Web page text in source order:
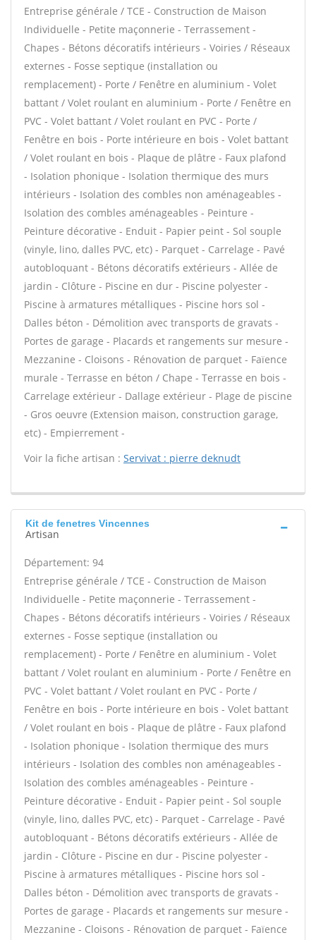
Entreprise générale / TCE - Construction de Maison
Individuelle - Petite maçonnerie - Terrassement -
Chapes - Bétons décoratifs intérieurs - Voiries / Réseaux
externes - Fosse septique (installation ou
remplacement) - Porte / Fenêtre en aluminium - Volet
battant / Volet roulant en aluminium - Porte / Fenêtre en
PVC - Volet battant / Volet roulant en PVC - Porte /
Fenêtre en bois - Porte intérieure en bois - Volet battant
/ Volet roulant en bois - Plaque de plâtre - Faux plafond
- Isolation phonique - Isolation thermique des murs
intérieurs - Isolation des combles non aménageables -
Isolation des combles aménageables - Peinture -
Peinture décorative - Enduit - Papier peint - Sol souple
(vinyle, lino, dalles PVC, etc) - Parquet - Carrelage - Pavé
autobloquant - Bétons décoratifs extérieurs - Allée de
jardin - Clôture - Piscine en dur - Piscine polyester -
Piscine à armatures métalliques - Piscine hors sol -
Dalles béton - Démolition avec transports de gravats -
Portes de garage - Placards et rangements sur mesure -
Mezzanine - Cloisons - Rénovation de parquet - Faïence
murale - Terrasse en béton / Chape - Terrasse en bois -
Carrelage extérieur - Dallage extérieur - Plage de piscine
- Gros oeuvre (Extension maison, construction garage,
etc) - Empierrement -
Voir la fiche artisan : Servivat : pierre deknudt
Kit de fenetres Vincennes
Artisan
Département: 94
Entreprise générale / TCE - Construction de Maison
Individuelle - Petite maçonnerie - Terrassement -
Chapes - Bétons décoratifs intérieurs - Voiries / Réseaux
externes - Fosse septique (installation ou
remplacement) - Porte / Fenêtre en aluminium - Volet
battant / Volet roulant en aluminium - Porte / Fenêtre en
PVC - Volet battant / Volet roulant en PVC - Porte /
Fenêtre en bois - Porte intérieure en bois - Volet battant
/ Volet roulant en bois - Plaque de plâtre - Faux plafond
- Isolation phonique - Isolation thermique des murs
intérieurs - Isolation des combles non aménageables -
Isolation des combles aménageables - Peinture -
Peinture décorative - Enduit - Papier peint - Sol souple
(vinyle, lino, dalles PVC, etc) - Parquet - Carrelage - Pavé
autobloquant - Bétons décoratifs extérieurs - Allée de
jardin - Clôture - Piscine en dur - Piscine polyester -
Piscine à armatures métalliques - Piscine hors sol -
Dalles béton - Démolition avec transports de gravats -
Portes de garage - Placards et rangements sur mesure -
Mezzanine - Cloisons - Rénovation de parquet - Faïence